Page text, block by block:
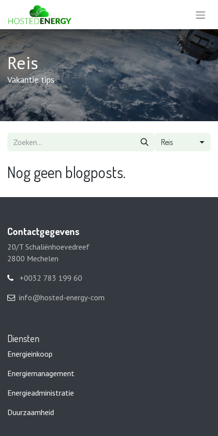
Reis
Vakantie tips
Reis
Nog geen blogposts.
Contactgegevens
20/T Schaliënhoevedreef
2800 Mechelen
+0032 783 199 60
info@hosted-energy-com
Diensten
Energieinkoop
Energiemanagement
Energieadministratie
Duurzaamheid